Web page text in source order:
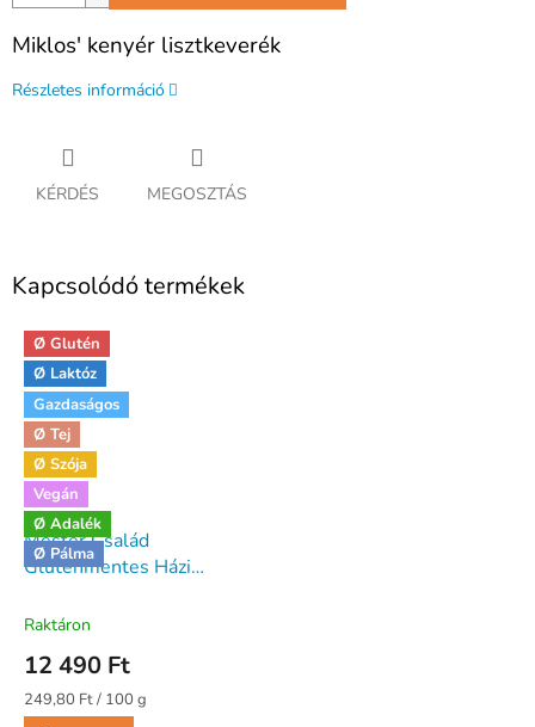
Miklos' kenyér lisztkeverék
Részletes információ
KÉRDÉS MEGOSZTÁS
Kapcsolódó termékek
Ø Glutén
Ø Laktóz
Gazdaságos
Ø Tej
Ø Szója
Vegán
Ø Adalék
Ø Pálma
Mester Család
Gluténmentes Házi
Raktáron
12 490 Ft
Egységár:
249,80 Ft / 100 g